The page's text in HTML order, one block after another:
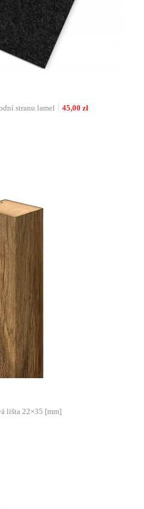
stranu lamel 45,00 zł
lišta 22×35 [mm]
25,99 zł.